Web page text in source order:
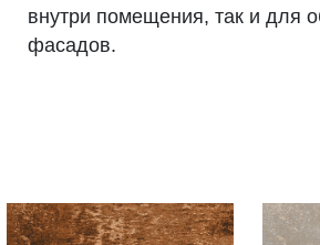
внутри помещения, так и для
фасадов.